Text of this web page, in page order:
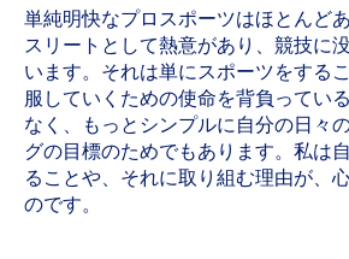
単純明快なプロスポーツはほとんど
スリートとして熱意があり、競技に
います。それは単にスポーツをする
服していくための使命を背負ってい
なく、もっとシンプルに自分の日々
グの目標のためでもあります。私は
ることや、それに取り組む理由が、
のです。